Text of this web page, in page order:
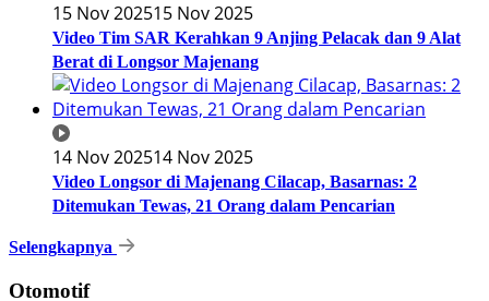
15 Nov 202515 Nov 2025
Video Tim SAR Kerahkan 9 Anjing Pelacak dan 9 Alat
Berat di Longsor Majenang
14 Nov 202514 Nov 2025
Video Longsor di Majenang Cilacap, Basarnas: 2
Ditemukan Tewas, 21 Orang dalam Pencarian
Selengkapnya
Otomotif